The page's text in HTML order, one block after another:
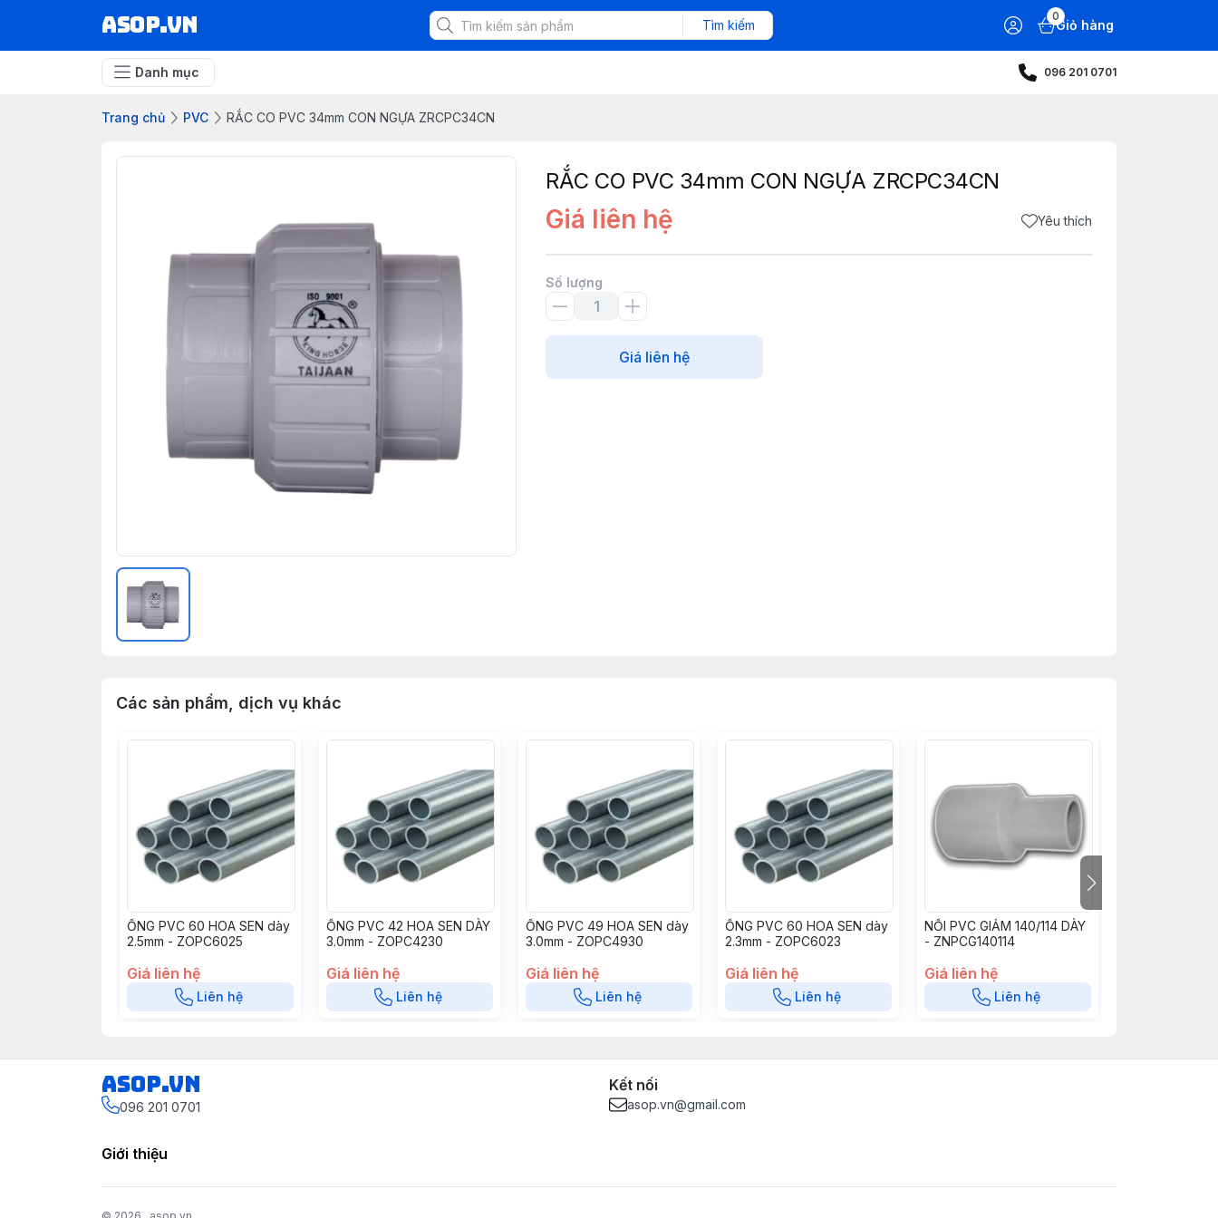
asop.vn Tìm kiếm
0
Giỏ hàng
Danh mục 096 201 0701
Trang chủ PVC RẮC CO PVC 34mm CON NGỰA ZRCPC34CN
RẮC CO PVC 34mm CON NGỰA ZRCPC34CN
Giá liên hệ Yêu thích
Số lượng
Giá liên hệ
Các sản phẩm, dịch vụ khác
ỐNG PVC 60 HOA SEN dày
2.5mm - ZOPC6025
Giá liên hệ
Liên hệ
ỐNG PVC 42 HOA SEN DÀY
3.0mm - ZOPC4230
Giá liên hệ
Liên hệ
ỐNG PVC 49 HOA SEN dày
3.0mm - ZOPC4930
Giá liên hệ
Liên hệ
ỐNG PVC 60 HOA SEN dày
2.3mm - ZOPC6023
Giá liên hệ
Liên hệ
NỐI PVC GIẢM 140/114 DÀY
- ZNPCG140114
Giá liên hệ
Liên hệ
asop.vn
096 201 0701
Kết nối
asop.vn@gmail.com
Giới thiệu